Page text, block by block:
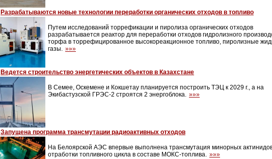
Разрабатываются новые технологии переработки органических отходов в топливо
Путем исследований торрефикации и пиролиза органических отходов
разрабатывается реактор для переработки отходов гидролизного
торфа в торрефицированное высокореакционное топливо, пиролизные
газы. »»»
Ведется строительство энергетических объектов в Казахстане
В Семее, Оскемене и Кокшетау планируется построить ТЭЦ к 2029 г., а на
Экибастузской ГРЭС-2 строятся 2 энергоблока. »»»
Запущена программа трансмутации радиоактивных отходов
На Белоярской АЭС впервые выполнена трансмутация минорных
отработки топливного цикла в составе МОКС-топлива. »»»